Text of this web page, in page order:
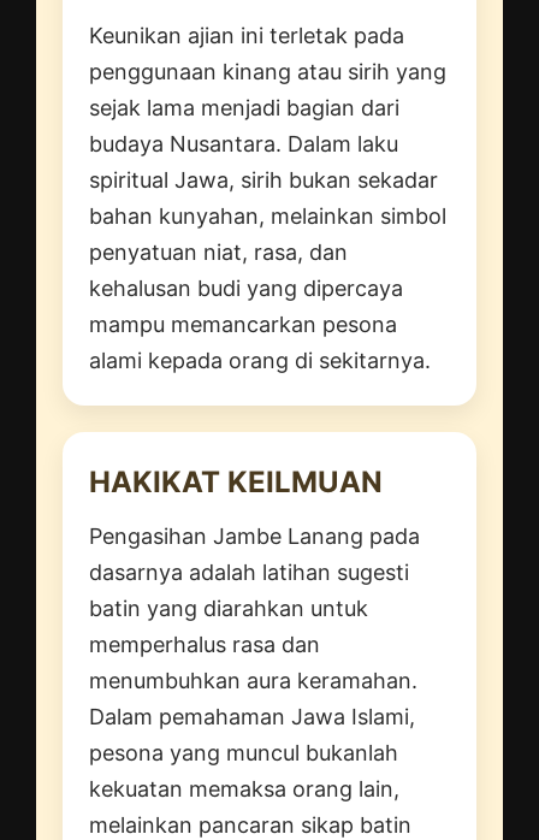
Keunikan ajian ini terletak pada
penggunaan kinang atau sirih yang
sejak lama menjadi bagian dari
budaya Nusantara. Dalam laku
spiritual Jawa, sirih bukan sekadar
bahan kunyahan, melainkan simbol
penyatuan niat, rasa, dan
kehalusan budi yang dipercaya
mampu memancarkan pesona
alami kepada orang di sekitarnya.
HAKIKAT KEILMUAN
Pengasihan Jambe Lanang pada
dasarnya adalah latihan sugesti
batin yang diarahkan untuk
memperhalus rasa dan
menumbuhkan aura keramahan.
Dalam pemahaman Jawa Islami,
pesona yang muncul bukanlah
kekuatan memaksa orang lain,
melainkan pancaran sikap batin